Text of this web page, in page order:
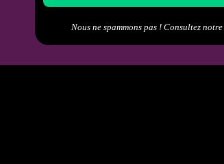
Nous ne spammons pas ! Consultez notre